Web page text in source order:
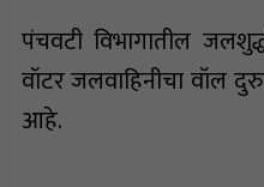
पंचवटी विभागातील
वॉटर जलवाहिनीचा वॉल
आहे.